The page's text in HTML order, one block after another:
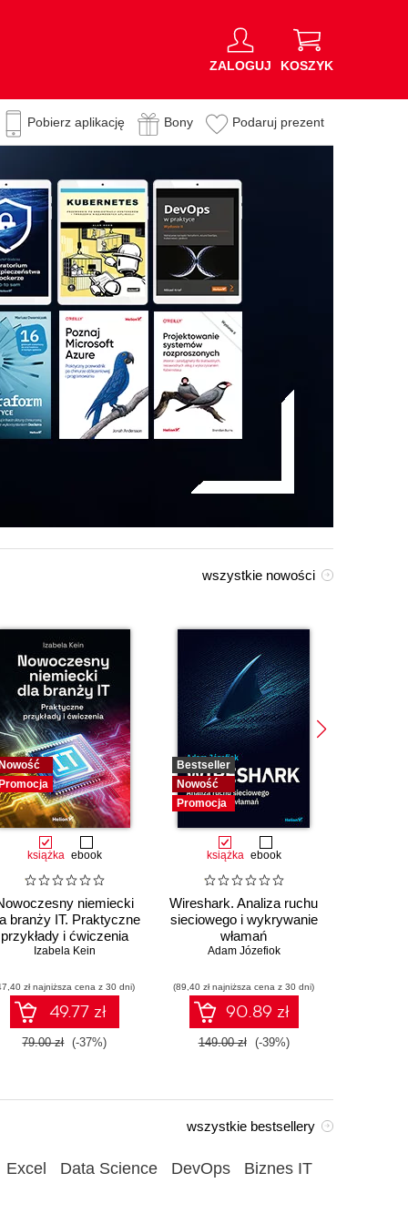
ZALOGUJ KOSZYK
Pobierz aplikację Bony Podaruj prezent
wszystkie nowości
Nowość
Promocja
książka ebook
niemiecki
branży IT. Praktyczne
przykłady i ćwiczenia
Izabela Kein
zł najniższa cena z 30 dni)
49.77 zł
79.00 zł (-37%)
Bestseller
Nowość
Promocja
książka ebook
Wireshark. Analiza ruchu
sieciowego i wykrywanie
włamań
Adam Józefiok
(89,40 zł najniższa cena z 30 dni)
90.89 zł
149.00 zł (-39%)
wszystkie bestsellery
Excel Data Science DevOps Biznes IT